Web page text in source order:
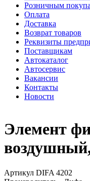
Розничным
Оплата
Доставка
Возврат товаров
Реквизиты
Поставщикам
Автокаталог
Автосервис
Вакансии
Контакты
Новости
Элемент
Артикул DIFA 4202